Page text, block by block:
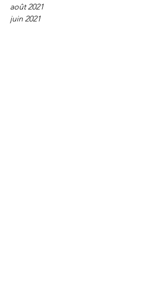
août 2021
juin 2021